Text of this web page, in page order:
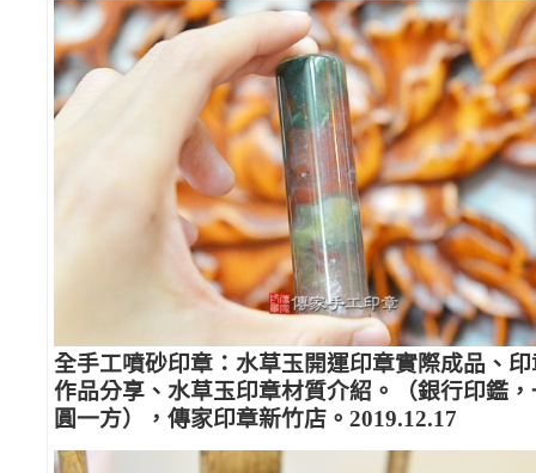
全手工噴砂印章：水草玉開運印章實際成品、印
作品分享、水草玉印章材質介紹。（銀行印鑑，
圓一方），傳家印章新竹店。2019.12.17